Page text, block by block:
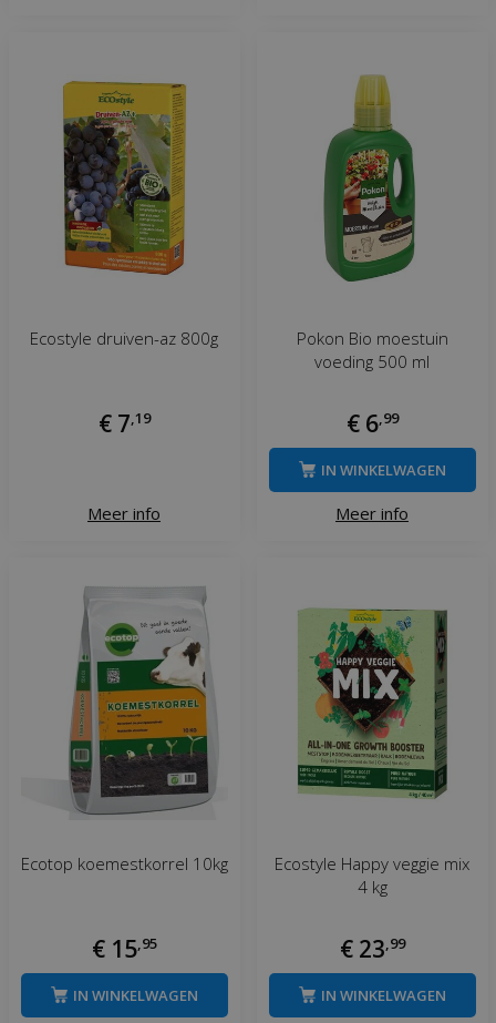
Ecostyle druiven-az 800g
€ 7 19
Meer info
Pokon Bio moestuin
voeding 500 ml
€ 6 99
Meer info
IN WINKELWAGEN
Ecotop koemestkorrel 10kg
€ 15 95
IN WINKELWAGEN
Ecostyle Happy veggie mix
4 kg
€ 23 99
IN WINKELWAGEN